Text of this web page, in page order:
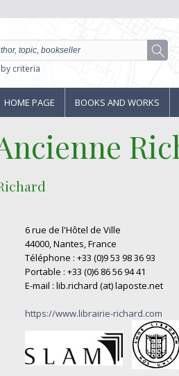
by criteria
HOME PAGE BOOKS AND WORKS
6 rue de l'Hôtel de Ville
44000, Nantes, France
Téléphone : +33 (0)9 53 98 36 93
Portable : +33 (0)6 86 56 94 41
E-mail : lib.richard (at) laposte.net
https://www.librairie-richard.com